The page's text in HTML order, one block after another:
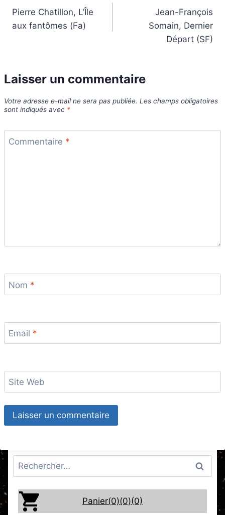
de
Pierre Chatillon, L’Île
aux fantômes (Fa)
Jean-François
Somain, Dernier
Départ (SF)
Laisser un commentaire
Votre adresse e-mail ne sera pas publiée. Les champs obligatoires
sont indiqués avec *
Commentaire *
Nom *
Email *
Site Web
Rechercher :
Panier(0)(0)(0)